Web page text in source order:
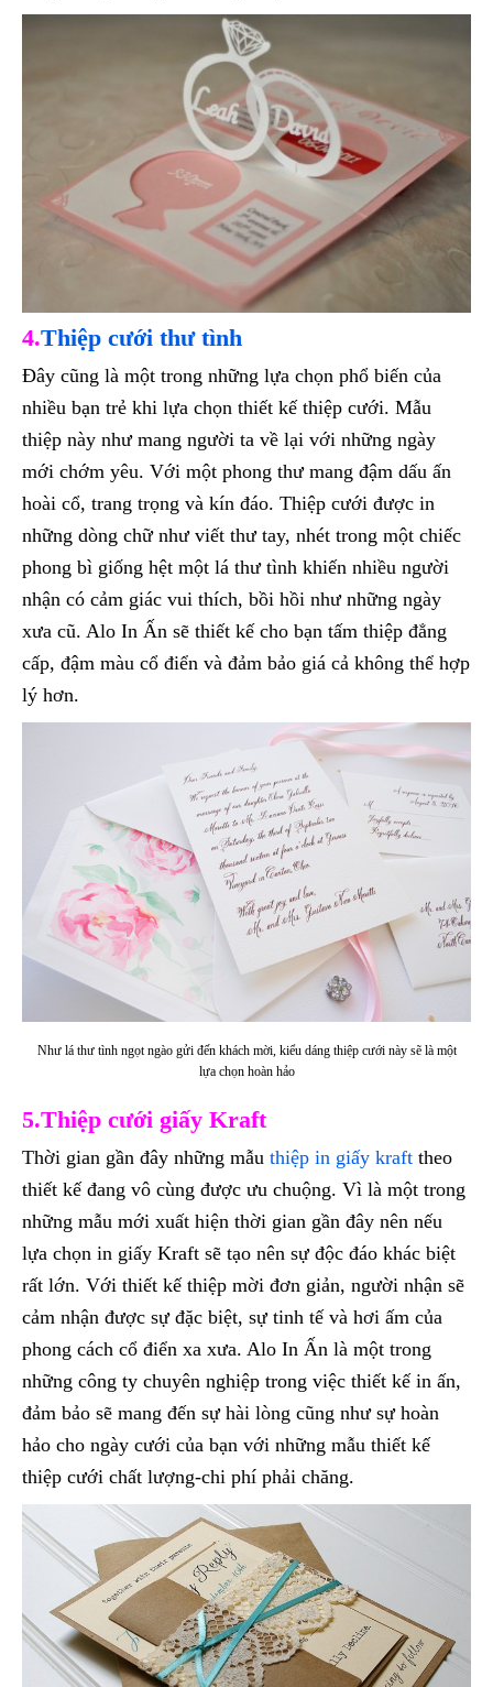
4.Thiệp cưới thư tình
Đây cũng là một trong những lựa chọn phổ biến của
nhiều bạn trẻ khi lựa chọn thiết kế thiệp cưới. Mẫu
thiệp này như mang người ta về lại với những ngày
mới chớm yêu. Với một phong thư mang đậm dấu ấn
hoài cổ, trang trọng và kín đáo. Thiệp cưới được in
những dòng chữ như viết thư tay, nhét trong một chiếc
phong bì giống hệt một lá thư tình khiến nhiều người
nhận có cảm giác vui thích, bồi hồi như những ngày
xưa cũ. Alo In Ấn sẽ thiết kế cho bạn tấm thiệp đẳng
cấp, đậm màu cổ điển và đảm bảo giá cả không thể hợp
lý hơn.
Như lá thư tình ngọt ngào gửi đến khách mời, kiểu dáng thiệp cưới này sẽ là một
lựa chọn hoàn hảo
5.Thiệp cưới giấy Kraft
Thời gian gần đây những mẫu thiệp in giấy kraft theo
thiết kế đang vô cùng được ưu chuộng. Vì là một trong
những mẫu mới xuất hiện thời gian gần đây nên nếu
lựa chọn in giấy Kraft sẽ tạo nên sự độc đáo khác biệt
rất lớn. Với thiết kế thiệp mời đơn giản, người nhận sẽ
cảm nhận được sự đặc biệt, sự tinh tế và hơi ấm của
phong cách cổ điển xa xưa. Alo In Ấn là một trong
những công ty chuyên nghiệp trong việc thiết kế in ấn,
đảm bảo sẽ mang đến sự hài lòng cũng như sự hoàn
hảo cho ngày cưới của bạn với những mẫu thiết kế
thiệp cưới chất lượng-chi phí phải chăng.